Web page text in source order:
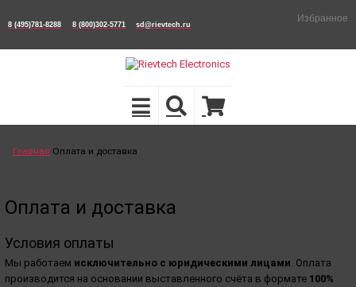
Избранное
8 (495)781-8288 8 (800)302-5771 sd@rievtech.ru
Главная Оплата и доставка
Оплата и доставка
Условия оплаты
Мы работаем исключительно с юридическими лицами . Оплата
производится на основании выставленного счёта в формате 100%